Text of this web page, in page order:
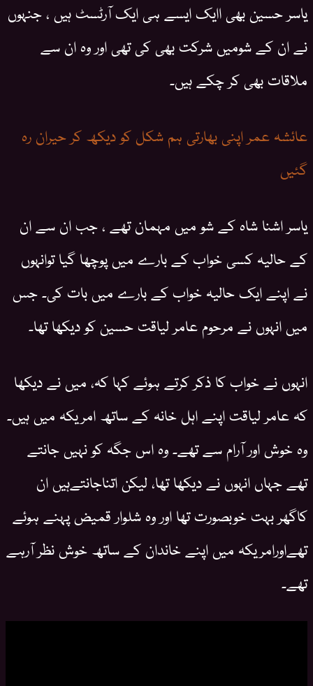
یاسر حسین بھی اایک ایسے ہی ایک آرٹسٹ ہیں ، جنہوں
نے ان کے شومیں شرکت بھی کی تھی اور وہ ان سے
ملاقات بھی کر چکے ہیں۔
عائشہ عمر اپنی بھارتی ہم شکل کو دیکھ کر حیران رہ
گئیں
یاسر اشنا شاہ کے شو میں مہمان تھے ، جب ان سے ان
کے حالیہ کسی خواب کے بارے میں پوچھا گیا توانہوں
نے اپنے ایک حالیہ خواب کے بارے میں بات کی۔ جس
میں انہوں نے مرحوم عامر لیاقت حسین کو دیکھا تھا۔
انہوں نے خواب کا ذکر کرتے ہوئے کہا کہ، میں نے دیکھا
کہ عامر لیاقت اپنے اہل خانہ کے ساتھ امریکہ میں ہیں۔
وہ خوش اور آرام سے تھے۔ وہ اس جگہ کو نہیں جانتے
تھے جہاں انہوں نے دیکھا تھا، لیکن اتناجانتےہیں ان
کاگھر بہت خوبصورت تھا اور وہ شلوار قمیض پہنے ہوئے
تھےاورامریکہ میں اپنے خاندان کے ساتھ خوش نظر آرہے
تھے۔